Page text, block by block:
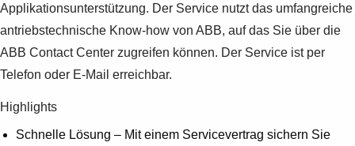
Applikationsunterstützung. Der Service nutzt das umfangreiche
antriebstechnische Know-how von ABB, auf das Sie über die
ABB Contact Center zugreifen können. Der Service ist per
Telefon oder E-Mail erreichbar.
Highlights
Schnelle Lösung – Mit einem Servicevertrag sichern Sie